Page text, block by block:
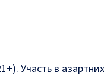
Участь в